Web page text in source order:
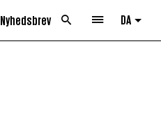
Nyhedsbrev DA List